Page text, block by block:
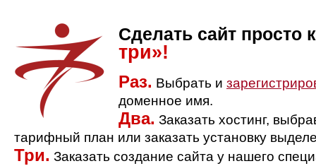
Сделать сайт просто
три»!
Раз. Выбрать и
доменное имя.
Два. Заказать хостинг,
тарифный план или заказать установку
Три. Заказать создание сайта у нашего